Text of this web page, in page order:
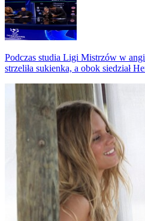
Podczas studia Ligi Mistrzów w
strzeliła sukienka, a obok siedział